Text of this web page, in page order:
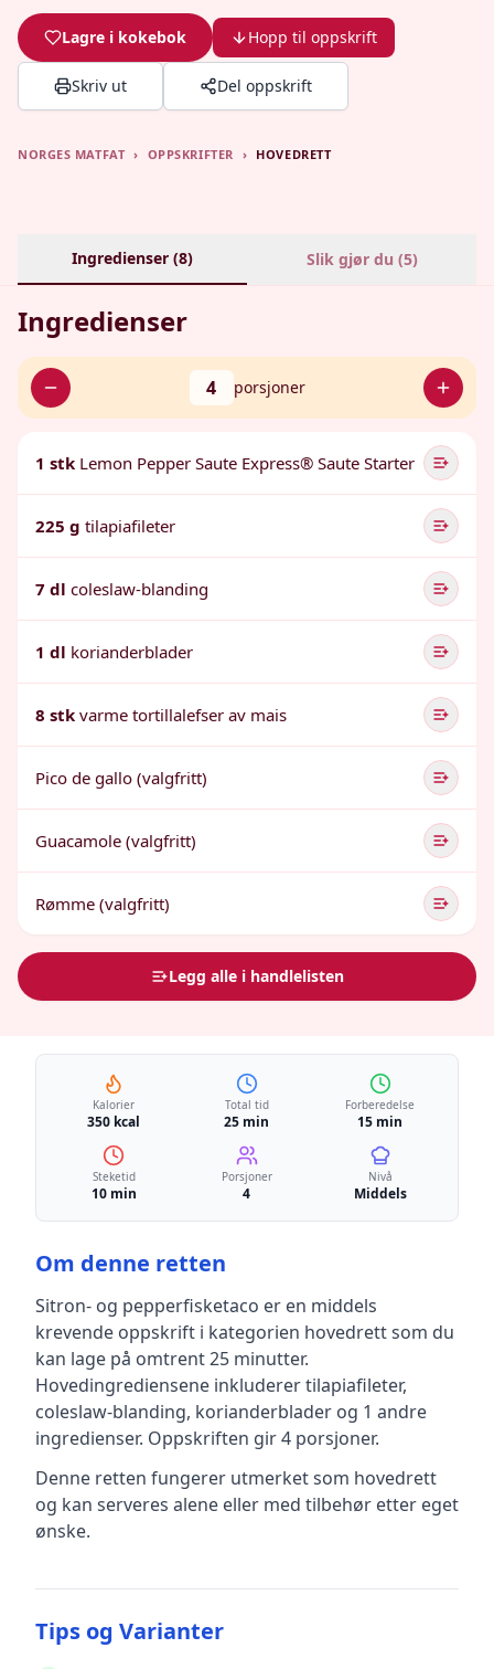
Lagre i kokebok Hopp til oppskrift
Skriv ut Del oppskrift
NORGES MATFAT › OPPSKRIFTER › HOVEDRETT
Ingredienser (8) Slik gjør du (5)
Ingredienser
4 porsjoner
1 stk Lemon Pepper Saute Express® Saute Starter
225 g tilapiafileter
7 dl coleslaw-blanding
1 dl korianderblader
8 stk varme tortillalefser av mais
Pico de gallo (valgfritt)
Guacamole (valgfritt)
Rømme (valgfritt)
Legg alle i handlelisten
Kalorier
350 kcal
Total tid
25 min
Forberedelse
15 min
Steketid
10 min
Porsjoner
4
Nivå
Middels
Om denne retten
Sitron- og pepperfisketaco er en middels
krevende oppskrift i kategorien hovedrettsom du
kan lage på omtrent 25 minutter.
Hovedingrediensene inkluderertilapiafileter,
coleslaw-blanding, korianderblader og 1 andre
ingredienser. Oppskriften gir4 porsjoner.
Denne retten fungerer utmerket som hovedrett
og kan serveres alene eller med tilbehør etter eget
ønske.
Tips og Varianter